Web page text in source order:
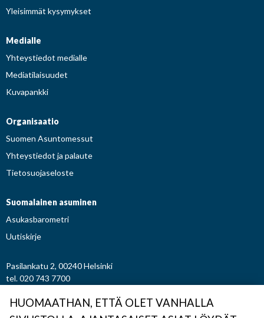
Yleisimmät kysymykset
Medialle
Yhteystiedot medialle
Mediatilaisuudet
Kuvapankki
Organisaatio
Suomen Asuntomessut
Yhteystiedot ja palaute
Tietosuojaseloste
Suomalainen asuminen
Asukasbarometri
Uutiskirje
Pasilankatu 2, 00240 Helsinki
tel. 020 743 7700
HUOMAATHAN, ETTÄ OLET VANHALLA